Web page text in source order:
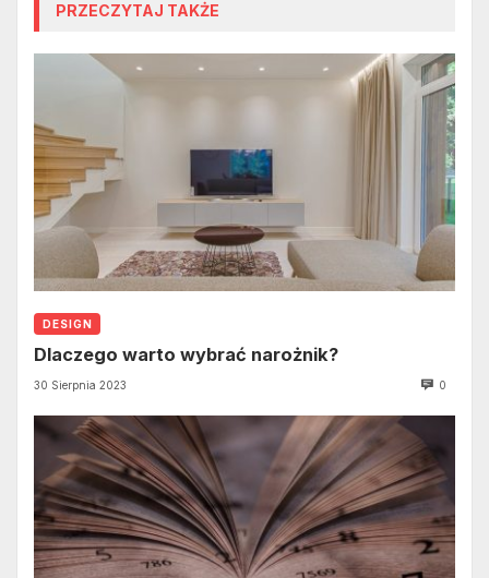
PRZECZYTAJ TAKŻE
DESIGN
Dlaczego warto wybrać narożnik?
30 Sierpnia 2023 0